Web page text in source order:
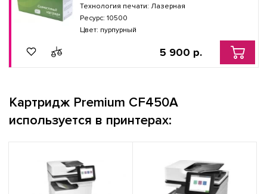
Технология печати: Лазерная
Ресурс: 10500
Цвет: пурпурный
5 900 р.
Картридж Premium CF450A
используется в принтерах: